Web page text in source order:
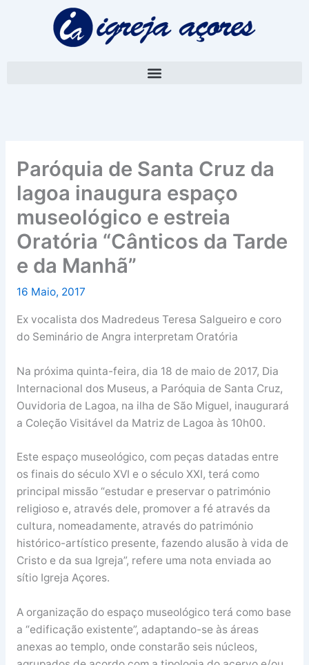
Paróquia de Santa Cruz da
lagoa inaugura espaço
museológico e estreia
Oratória “Cânticos da Tarde
e da Manhã”
16 Maio, 2017
Ex vocalista dos Madredeus Teresa Salgueiro e coro
do Seminário de Angra interpretam Oratória
Na próxima quinta-feira, dia 18 de maio de 2017, Dia
Internacional dos Museus, a Paróquia de Santa Cruz,
Ouvidoria de Lagoa, na ilha de São Miguel, inaugurará
a Coleção Visitável da Matriz de Lagoa às 10h00.
Este espaço museológico, com peças datadas entre
os finais do século XVI e o século XXI, terá como
principal missão “estudar e preservar o património
religioso e, através dele, promover a fé através da
cultura, nomeadamente, através do património
histórico-artístico presente, fazendo alusão à vida de
Cristo e da sua Igreja”, refere uma nota enviada ao
sítio Igreja Açores.
A organização do espaço museológico terá como base
a “edificação existente”, adaptando-se às áreas
anexas ao templo, onde constarão seis núcleos,